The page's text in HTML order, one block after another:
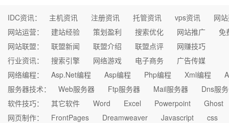
IDC资讯： 主机资讯 注册资讯 托管资讯 vps资讯
网
网站运营：
建站经验 策划盈利 搜索优化 网站推广
免
网站联盟：
联盟新闻 联盟介绍 联盟点评
网赚技巧
行业资讯：
搜索引擎 网络游戏 电子商务
广告传媒
网络编程：
Asp.Net编程 Asp编程 Php编程 Xml编程
服务器技术：
Web服务器 Ftp服务器 Mail服务器
Dns服
软件技巧：
其它软件 Word Excel Powerpoint
Ghost
网页制作：
FrontPages Dreamweaver Javascript
css